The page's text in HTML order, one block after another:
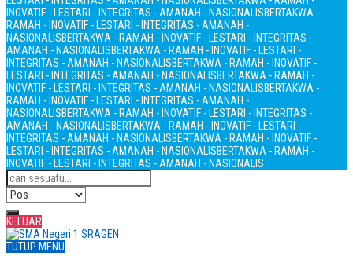
INOVATIF - LESTARI - INTEGRITAS - AMANAH - NASIONALISBERTAKWA -
RAMAH - INOVATIF - LESTARI - INTEGRITAS - AMANAH -
NASIONALISBERTAKWA - RAMAH - INOVATIF - LESTARI - INTEGRITAS -
AMANAH - NASIONALISBERTAKWA - RAMAH - INOVATIF - LESTARI -
INTEGRITAS - AMANAH - NASIONALISBERTAKWA - RAMAH - INOVATIF -
LESTARI - INTEGRITAS - AMANAH - NASIONALISBERTAKWA - RAMAH -
INOVATIF - LESTARI - INTEGRITAS - AMANAH - NASIONALISBERTAKWA -
RAMAH - INOVATIF - LESTARI - INTEGRITAS - AMANAH -
NASIONALISBERTAKWA - RAMAH - INOVATIF - LESTARI - INTEGRITAS -
AMANAH - NASIONALISBERTAKWA - RAMAH - INOVATIF - LESTARI -
INTEGRITAS - AMANAH - NASIONALISBERTAKWA - RAMAH - INOVATIF -
LESTARI - INTEGRITAS - AMANAH - NASIONALISBERTAKWA - RAMAH -
INOVATIF - LESTARI - INTEGRITAS - AMANAH - NASIONALIS
KELUAR
TUTUP MENU